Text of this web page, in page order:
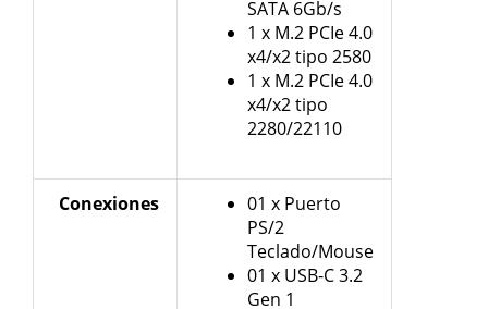
SATA 6Gb/s
1 x M.2 PCIe 4.0
x4/x2 tipo 2580
1 x M.2 PCIe 4.0
x4/x2 tipo
2280/22110
Conexiones
01 x Puerto
PS/2
Teclado/Mouse
01 x USB-C 3.2
Gen 1